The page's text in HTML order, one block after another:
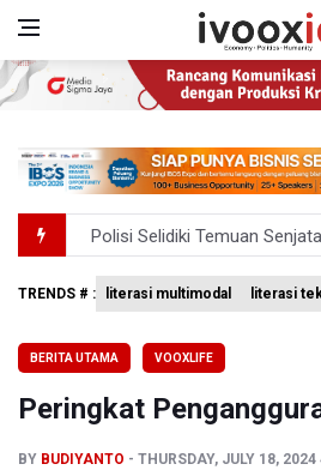
Polisi Selidiki Temuan
995 Senjata Api Ditemukan
KKI Sebut Ada 10 Nakes
Polda Metro Jaya Pulangkan
TRENDS # : literasi multimodal literasi
BERITA UTAMA VOOXLIFE
Peringkat
BY BUDIYANTO THURSDAY, JULY 18, 2024